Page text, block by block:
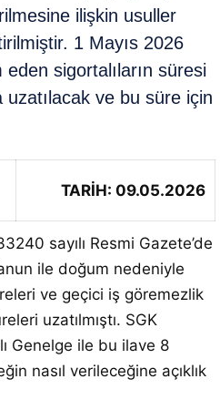
ilişkin usuller
1 Mayıs 2026
sigortalıların süresi
ve bu süre için
TARİH: 09.05.2026
sayılı Resmi Gazete’de
ile doğum nedeniyle
ve geçici iş göremezlik
uzatılmıştı. SGK
Genelge ile bu ilave 8
nasıl verileceğine açıklık